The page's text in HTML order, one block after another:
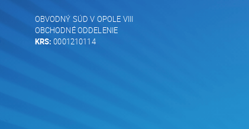
OBVODNÝ SÚD V OPOLE VIII
OBCHODNÉ ODDELENIE
KRS: 0001210114